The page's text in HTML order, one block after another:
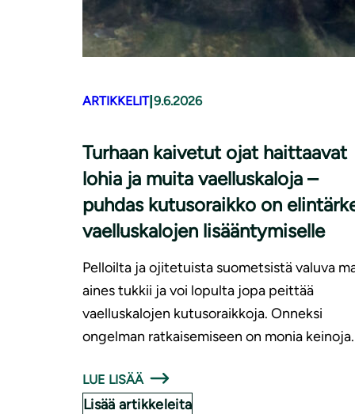
ARTIKKELIT| 9.6.2026
Turhaan kaivetut ojat haittaavat
lohia ja muita vaelluskaloja –
puhdas kutusoraikko on
vaelluskalojen lisääntymiselle
Pelloilta ja ojitetuista suometsistä valuva
aines tukkii ja voi lopulta jopa peittää
vaelluskalojen kutusoraikkoja. Onneksi
ongelman ratkaisemiseen on monia keinoja.
LUE LISÄÄ
Lisää artikkeleita